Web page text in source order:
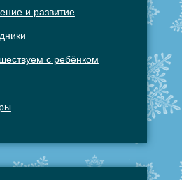
и развитие
с ребёнком